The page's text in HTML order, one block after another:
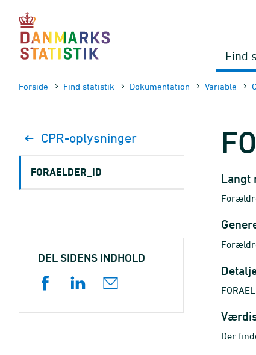
sidens
indhold
Find
Forside Find statistik Dokumen­tation Variable
Langt
Der
CPR-oplysninger
FORAELDER_ID
DEL SIDENS INDHOLD